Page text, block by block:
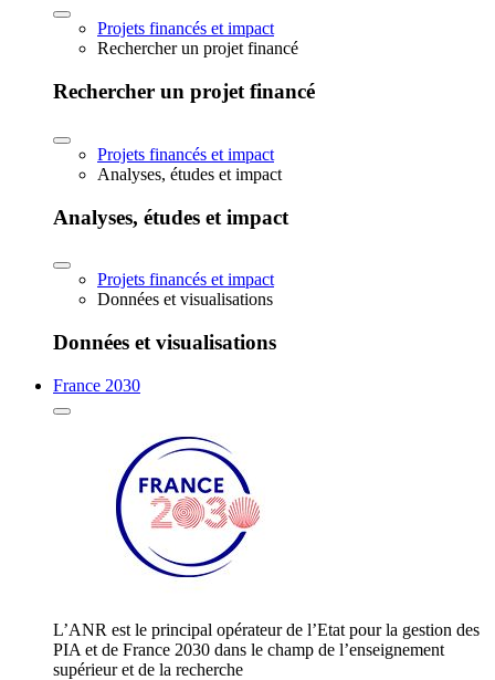
Projets financés et impact
Rechercher un projet financé
Rechercher un projet financé
Projets financés et impact
Analyses, études et impact
Analyses, études et impact
Projets financés et impact
Données et visualisations
Données et visualisations
France 2030
L’ANR est le principal opérateur de l’Etat pour la gestion des
PIA et de France 2030 dans le champ de l’enseignement
supérieur et de la recherche